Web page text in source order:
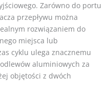
Zarówno do portu
przepływu można
rozwiązaniem do
miejsca lub
cyklu ulega znacznemu
aluminiowych za
objętości z dwóch